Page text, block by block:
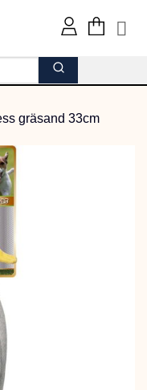
gräsand 33cm